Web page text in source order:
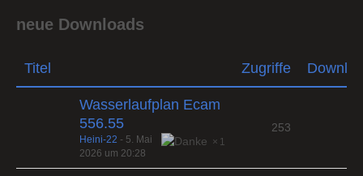
neue Downloads
Titel Zugriffe
Wasserlaufplan Ecam
556.55
1
Heini-22 - 5. Mai
2026 um 20:28
253